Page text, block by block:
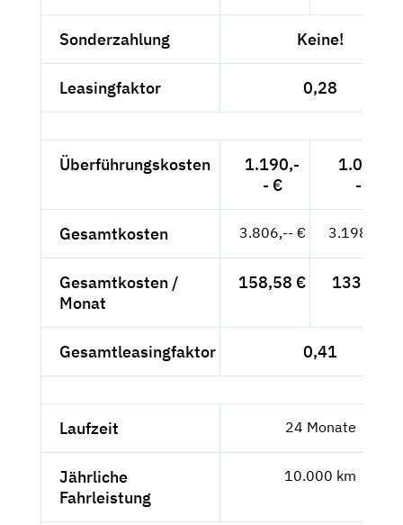
Sonderzahlung Keine!
Leasingfaktor 0,28
Überführungskosten
1.190,-
- €
1.000,-
- €
Gesamtkosten 3.806,-- € 3.198,32 €
Gesamtkosten /
Monat
158,58 € 133,26 €
Gesamtleasingfaktor 0,41
Laufzeit 24 Monate
Jährliche
Fahrleistung
10.000 km